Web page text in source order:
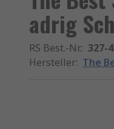
adrig
RS Best.-Nr.: 327-
Hersteller: The